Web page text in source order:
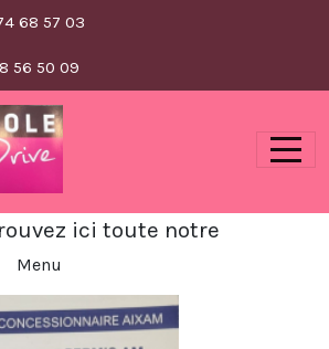
cookies
68 57 03
56 50 09
ici toute notre
Menu